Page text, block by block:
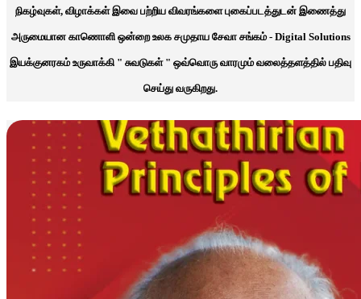
நிகழ்வுகள், விழாக்கள் இவை பற்றிய விவரங்களை புகைப்படத்துடன் இணைத்து
அருமையான காணொளி ஒன்றை உலக சமுதாய சேவா சங்கம் - Digital Solutions
இயக்குனரகம் உருவாக்கி " சுவடுகள் " ஒவ்வொரு வாரமும் வலைத்தளத்தில் பதிவு
செய்து வருகிறது.